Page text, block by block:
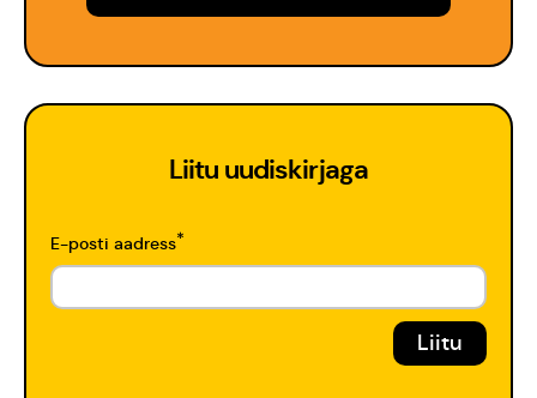
Liitu uudiskirjaga
E-posti aadress*